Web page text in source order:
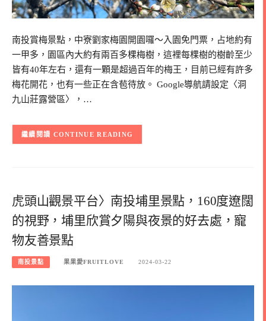
南投賞梅景點，中寮劉家梅園開園囉～入園免門票，占地約有
一甲多，園區內大約有兩百多棵梅樹，這裡每棵樹的樹齡至少
皆有40年左右，還有一顆是超過百年的梅王，目前已經有許多
梅花開花，也有一些正在含苞待放。 Google導航請設定〈洞
九山莊露營區〉，…
CONTINUE READING
虎頭山觀景平台〉南投埔里景點，160度遼闊
的視野，埔里欣賞夕陽與夜景的好去處，寵
物友善景點
南投景點 果果愛FRUITLOVE 2024-03-22